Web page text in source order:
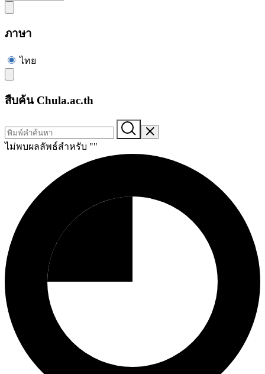
ภาษา
ไทย
สืบค้น Chula.ac.th
ไม่พบผลลัพธ์สำหรับ ""